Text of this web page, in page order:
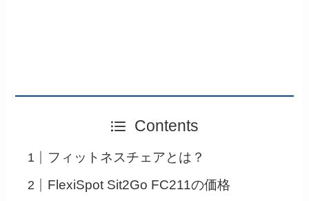
Contents
フィットネスチェアとは？
FlexiSpot Sit2Go FC211の価格